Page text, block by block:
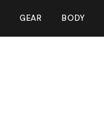
GEAR BODY